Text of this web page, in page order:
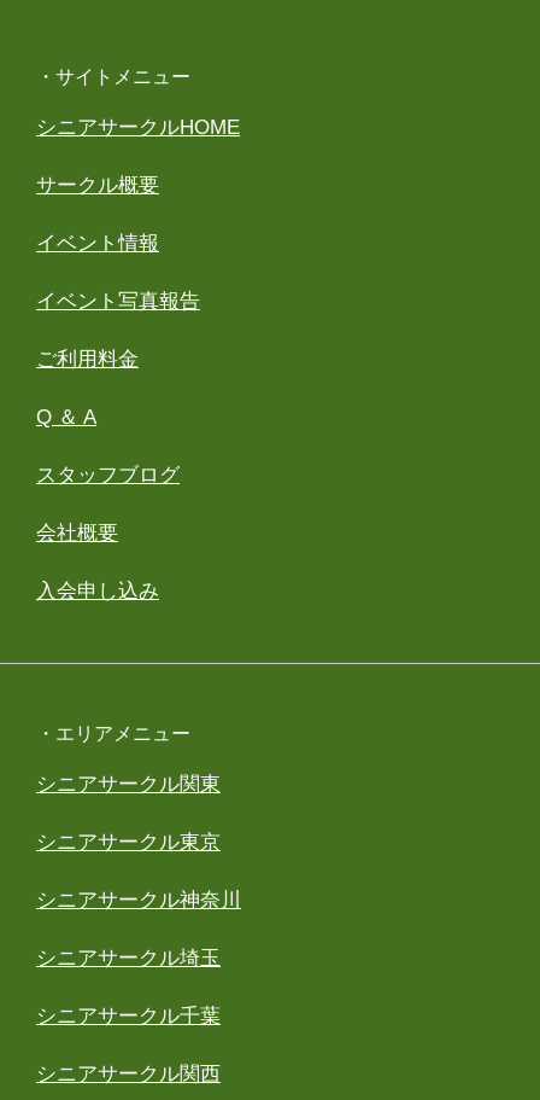
・サイトメニュー
シニアサークルHOME
サークル概要
イベント情報
イベント写真報告
ご利用料金
Q ＆ A
スタッフブログ
会社概要
入会申し込み
・エリアメニュー
シニアサークル関東
シニアサークル東京
シニアサークル神奈川
シニアサークル埼玉
シニアサークル千葉
シニアサークル関西